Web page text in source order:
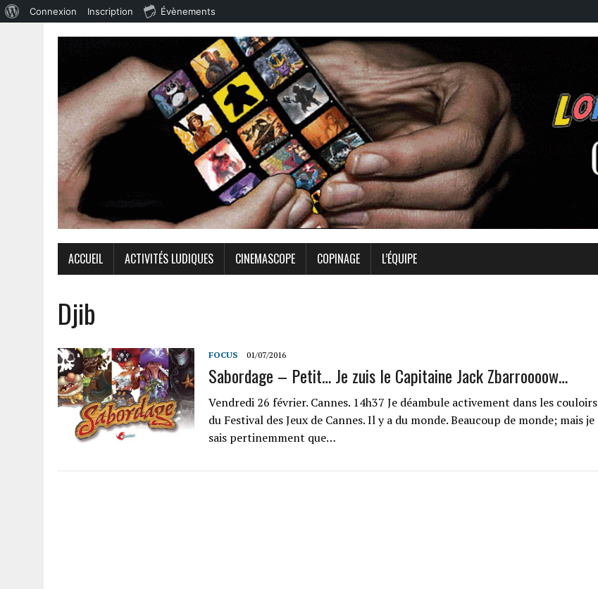
ACCUEIL ACTIVITÉS LUDIQUES CINEMASCOPE COPINAGE L’ÉQUIPE
Djib
FOCUS 01/07/2016
Sabordage – Petit… Je zuis le Capitaine Jack Zbarroooow…
Vendredi 26 février. Cannes. 14h37 Je déambule activement dans les couloirs
du Festival des Jeux de Cannes. Il y a du monde. Beaucoup de monde; mais je
sais pertinemment que…
Connexion Inscription Évènements